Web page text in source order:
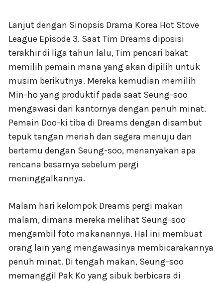
Lanjut dengan Sinopsis Drama Korea Hot Stove
League Episode 3. Saat Tim Dreams diposisi
terakhir di liga tahun lalu, Tim pencari bakat
memilih pemain mana yang akan dipilih untuk
musim berikutnya. Mereka kemudian memilih
Min-ho yang produktif pada saat Seung-soo
mengawasi dari kantornya dengan penuh minat.
Pemain Doo-ki tiba di Dreams dengan disambut
tepuk tangan meriah dan segera menuju dan
bertemu dengan Seung-soo, menanyakan apa
rencana besarnya sebelum pergi
meninggalkannya.
Malam hari kelompok Dreams pergi makan
malam, dimana mereka melihat Seung-soo
mengambil foto makanannya. Hal ini membuat
orang lain yang mengawasinya membicarakannya
penuh minat. Di tengah makan, Seung-soo
memanggil Pak Ko yang sibuk berbicara di